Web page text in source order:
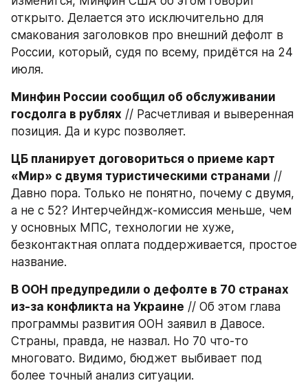
открыто. Делается это исключительно для
смакования заголовков про внешний дефолт в
России, который, судя по всему, придётся на 24
июля.
Минфин России сообщил об обслуживании
госдолга в рублях // Расчетливая и выверенная
позиция. Да и курс позволяет.
ЦБ планирует договориться о приеме карт
«Мир» с двумя туристическими странами //
Давно пора. Только не понятно, почему с двумя,
а не с 52? Интерчейндж-комиссия меньше, чем
у основных МПС, технологии не хуже,
безконтактная оплата поддерживается, простое
название.
В ООН предупредили о дефолте в 70 странах
из-за конфликта на Украине // Об этом глава
программы развития ООН заявил в Давосе.
Страны, правда, не назвал. Но 70 что-то
многовато. Видимо, бюджет выбивает под
более точный анализ ситуации.